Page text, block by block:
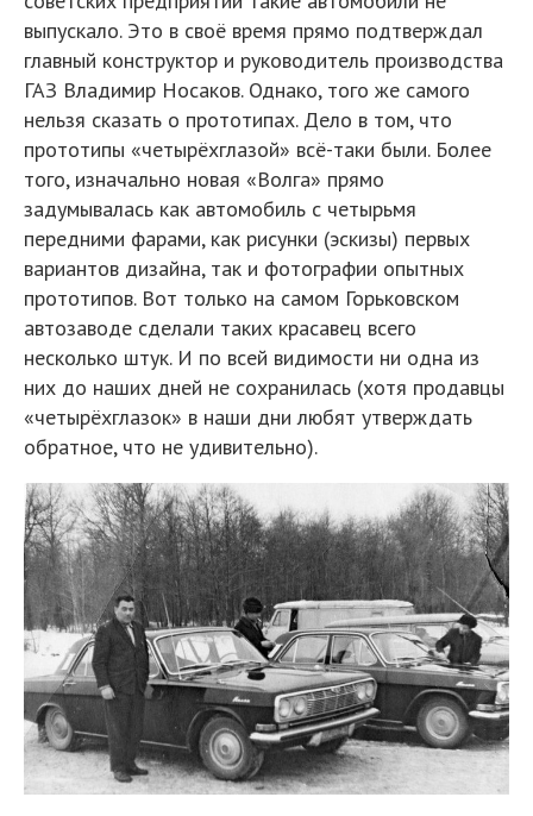
выпускало. Это в своё время прямо подтверждал
главный конструктор и руководитель производства
ГАЗ Владимир Носаков. Однако, того же самого
нельзя сказать о прототипах. Дело в том, что
прототипы «четырёхглазой» всё-таки были. Более
того, изначально новая «Волга» прямо
задумывалась как автомобиль с четырьмя
передними фарами, как рисунки (эскизы) первых
вариантов дизайна, так и фотографии опытных
прототипов. Вот только на самом Горьковском
автозаводе сделали таких красавец всего
несколько штук. И по всей видимости ни одна из
них до наших дней не сохранилась (хотя продавцы
«четырёхглазок» в наши дни любят утверждать
обратное, что не удивительно).